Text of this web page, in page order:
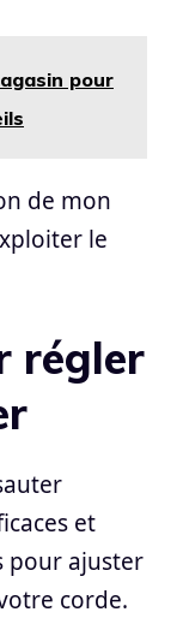
pour
de mon
le
régler
et
pour ajuster
corde.